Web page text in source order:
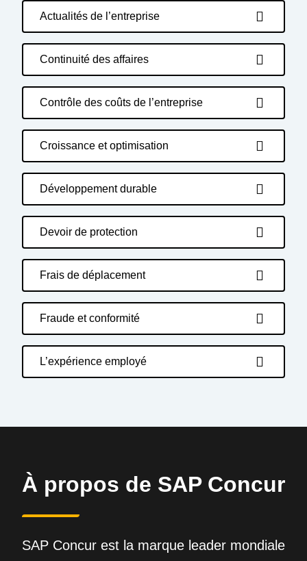
Actualités de l’entreprise
Continuité des affaires
Contrôle des coûts de l’entreprise
Croissance et optimisation
Développement durable
Devoir de protection
Frais de déplacement
Fraude et conformité
L’expérience employé
À propos de SAP Concur
SAP Concur est la marque leader mondiale